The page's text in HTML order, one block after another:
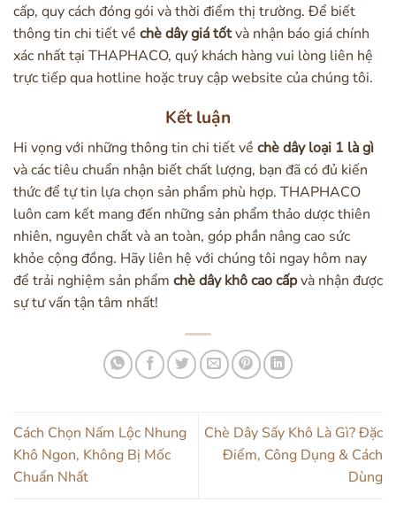
cấp, quy cách đóng gói và thời điểm thị trường. Để biết
thông tin chi tiết về chè dây giá tốtvà nhận báo giá chính
xác nhất tại THAPHACO, quý khách hàng vui lòng liên hệ
trực tiếp qua hotline hoặc truy cập website của chúng tôi.
Kết luận
Hi vọng với những thông tin chi tiết về chè dây loại 1 là gì
và các tiêu chuẩn nhận biết chất lượng, bạn đã có đủ kiến
thức để tự tin lựa chọn sản phẩm phù hợp. THAPHACO
luôn cam kết mang đến những sản phẩm thảo dược thiên
nhiên, nguyên chất và an toàn, góp phần nâng cao sức
khỏe cộng đồng. Hãy liên hệ với chúng tôi ngay hôm nay
để trải nghiệm sản phẩm chè dây khô cao cấpvà nhận được
sự tư vấn tận tâm nhất!
Cách Chọn Nấm Lộc Nhung
Khô Ngon, Không Bị Mốc
Chuẩn Nhất
Chè Dây Sấy Khô Là Gì? Đặc
Điểm, Công Dụng & Cách
Dùng